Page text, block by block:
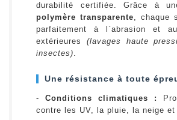
durabilité certifiée. Grâce à
polymère transparente, chaque
parfaitement à l`abrasion et
extérieures (lavages haute
insectes).
Une résistance à toute
- Conditions climatiques :
contre les UV, la pluie, la neige